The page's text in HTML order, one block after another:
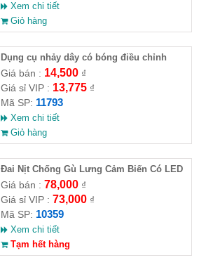
Xem chi tiết
Giỏ hàng
Dụng cụ nhảy dây có bóng điều chỉnh
Giá bán : 14,500₫
Giá sỉ VIP : 13,775₫
Mã SP: 11793
Xem chi tiết
Giỏ hàng
Đai Nịt Chống Gù Lưng Cảm Biến Có LED
J-3000
Giá bán : 78,000₫
Giá sỉ VIP : 73,000₫
Mã SP: 10359
Xem chi tiết
Tạm hết hàng